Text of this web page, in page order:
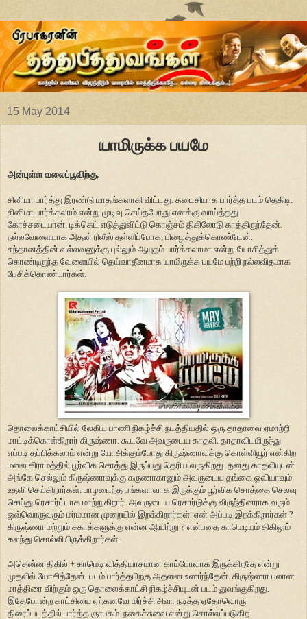
15 May 2014
யாமிருக்க பயமே
அன்புள்ள வலைப்பூவிற்கு,
சினிமா பார்த்து இரண்டு மாதங்களாகி விட்டது. கடைசியாக பார்த்த படம் தெகிடி.
சினிமா பார்க்கலாம் என்று முடிவு செய்தபோது எனக்கு வாய்த்தது
கோச்சடையான். டிக்கெட் எடுத்துவிட்டு கொஞ்சம் திகிலோடு காத்திருந்தேன்.
நல்லவேளையாக அதன் ரிலீஸ் தள்ளிப்போக, பிழைத்துக்கொண்டேன்.
சந்தானத்தின் வல்லவனுக்கு புல்லும் ஆயுதம் பார்க்கலாமா என்று யோசித்துக்
கொண்டிருந்த வேளையில் தெய்வாதீனமாக யாமிருக்க பயமே பற்றி நல்லவிதமாக
பேசிக்கொண்டார்கள்.
தொலைக்காட்சியில் லேகிய பாணி நிகழ்ச்சி நடத்தியதில் ஒரு தாதாவை ஏமாற்றி
மாட்டிக்கொள்கிறார் கிருஷ்ணா. கூடவே அவருடைய காதலி. தாதாவிடமிருந்து
எப்படி தப்பிக்கலாம் என்று யோசிக்கும்போது கிருஷ்ணாவுக்கு கொள்ளியூர் என்கிற
மலை கிராமத்தில் பூர்விக சொத்து இருப்பது தெரிய வருகிறது. தனது காதலியுடன்
அங்கே செல்லும் கிருஷ்ணாவுக்கு கருணாகரனும் அவருடைய தங்கை ஓவியாவும்
உதவி செய்கிறார்கள். பாழடைந்த பங்களாவாக இருக்கும் பூர்விக சொத்தை செலவு
செய்து ரெசார்ட்டாக மாற்றுகிறார். அவருடைய ரெசார்டுக்கு விருந்தினராக வரும்
ஒவ்வொருவரும் மர்மமான முறையில் இறக்கிறார்கள். ஏன் அப்படி இறக்கிறார்கள் ?
கிருஷ்ணா மற்றும் சகாக்களுக்கு என்ன ஆயிற்று ? என்பதை காமெடியும் திகிலும்
கலந்து சொல்லியிருக்கிறார்கள்.
அதென்ன திகில் + காமெடி வித்தியாசமான காம்போவாக இருக்கிறதே என்று
முதலில் யோசித்தேன். படம் பார்த்தபிறகு அதனை உணர்ந்தேன். கிருஷ்ணா பலான
மாத்திரை விற்கும் ஒரு தொலைக்காட்சி நிகழ்ச்சியுடன் படம் துவங்குகிறது.
இதேபோன்ற காட்சியை ஏற்கனவே மிர்ச்சி சிவா நடித்த ஏதோவொரு
திரைப்படத்தில் பார்த்த ஞாபகம். நகைச்சுவை என்று சொல்லப்படுகிற